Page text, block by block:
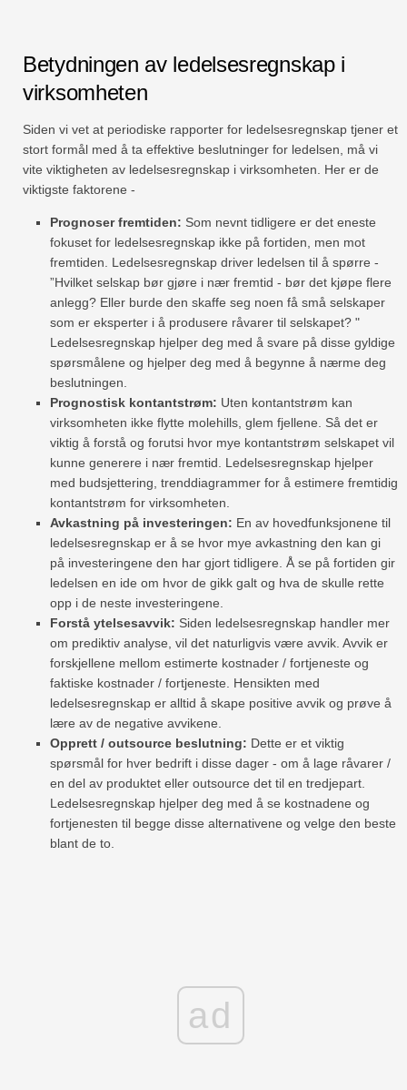
Betydningen av ledelsesregnskap i
virksomheten
Siden vi vet at periodiske rapporter for ledelsesregnskap tjener et
stort formål med å ta effektive beslutninger for ledelsen, må vi
vite viktigheten av ledelsesregnskap i virksomheten. Her er de
viktigste faktorene -
Prognoser fremtiden: Som nevnt tidligere er det eneste
fokuset for ledelsesregnskap ikke på fortiden, men mot
fremtiden. Ledelsesregnskap driver ledelsen til å spørre -
”Hvilket selskap bør gjøre i nær fremtid - bør det kjøpe flere
anlegg? Eller burde den skaffe seg noen få små selskaper
som er eksperter i å produsere råvarer til selskapet? "
Ledelsesregnskap hjelper deg med å svare på disse gyldige
spørsmålene og hjelper deg med å begynne å nærme deg
beslutningen.
Prognostisk kontantstrøm: Uten kontantstrøm kan
virksomheten ikke flytte molehills, glem fjellene. Så det er
viktig å forstå og forutsi hvor mye kontantstrøm selskapet vil
kunne generere i nær fremtid. Ledelsesregnskap hjelper
med budsjettering, trenddiagrammer for å estimere fremtidig
kontantstrøm for virksomheten.
Avkastning på investeringen: En av hovedfunksjonene til
ledelsesregnskap er å se hvor mye avkastning den kan gi
på investeringene den har gjort tidligere. Å se på fortiden gir
ledelsen en ide om hvor de gikk galt og hva de skulle rette
opp i de neste investeringene.
Forstå ytelsesavvik: Siden ledelsesregnskap handler mer
om prediktiv analyse, vil det naturligvis være avvik. Avvik er
forskjellene mellom estimerte kostnader / fortjeneste og
faktiske kostnader / fortjeneste. Hensikten med
ledelsesregnskap er alltid å skape positive avvik og prøve å
lære av de negative avvikene.
Opprett / outsource beslutning: Dette er et viktig
spørsmål for hver bedrift i disse dager - om å lage råvarer /
en del av produktet eller outsource det til en tredjepart.
Ledelsesregnskap hjelper deg med å se kostnadene og
fortjenesten til begge disse alternativene og velge den beste
blant de to.
ad